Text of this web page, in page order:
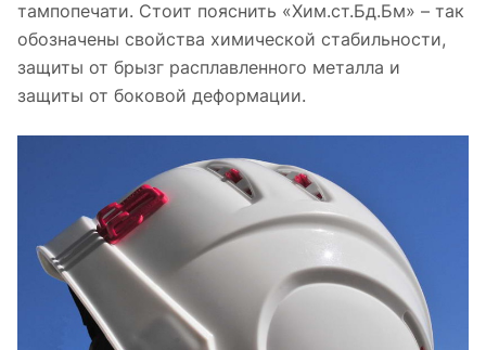
тампопечати. Стоит пояснить «Хим.ст.Бд.Бм» – так
обозначены свойства химической стабильности,
защиты от брызг расплавленного металла и
защиты от боковой деформации.